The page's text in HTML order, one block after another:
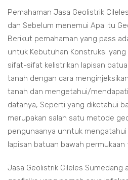
Pemahaman Jasa Geolistrik
dan Sebelum menemui Apa itu
Berikut pemahaman yang pass
untuk Kebutuhan Konstruksi
sifat-sifat kelistrikan lapisan
tanah dengan cara
tanah dan mengetahui/
datanya, Seperti yang diketahui
merupakan salah satu metode
pengunaanya unntuk
lapisan batuan bawah
Jasa Geolistrik Cileles Sumedang